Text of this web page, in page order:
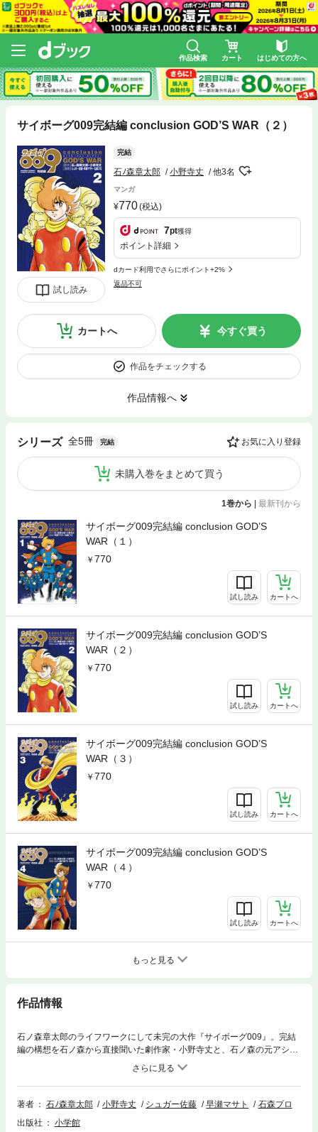
作品検索 カート はじめての方へ
サイボーグ009完結編 conclusion GOD’S WAR（２）
試し読み
完結
石ﾉ森章太郎 小野寺丈 他3名
マンガ
770(税込)
7pt獲得
ポイント詳細
dカード利用でさらにポイント+2%
返品不可
カートへ 今すぐ買う
作品をチェックする
作品情報へ
シリーズ 全5冊 完結 お気に入り登録
未購入巻をまとめて買う
1巻から | 最新刊から
サイボーグ009完結編 conclusion GOD’S
WAR（１）
770
試し読み カートへ
サイボーグ009完結編 conclusion GOD’S
WAR（２）
770
試し読み カートへ
サイボーグ009完結編 conclusion GOD’S
WAR（３）
770
試し読み カートへ
サイボーグ009完結編 conclusion GOD’S
WAR（４）
770
試し読み カートへ
もっと見る
作品情報
石ノ森章太郎のライフワークにして未完の大作『サイボーグ009』。完結
編の構想を石ノ森から直接聞いた劇作家・小野寺丈と、石ノ森の元アシス
タント達が、時を超えてその遺志を継ぐ。サイボーグ戦士達の最後の戦い
が、今ここに始まった…！待望の第2巻！！
著者 石ﾉ森章太郎 小野寺丈 シュガー佐藤 早瀬マサト
石森プロ
出版社
小学館